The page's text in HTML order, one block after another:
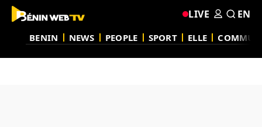
BENIN NEWS PEOPLE SPORT ELLE
LIVE EN